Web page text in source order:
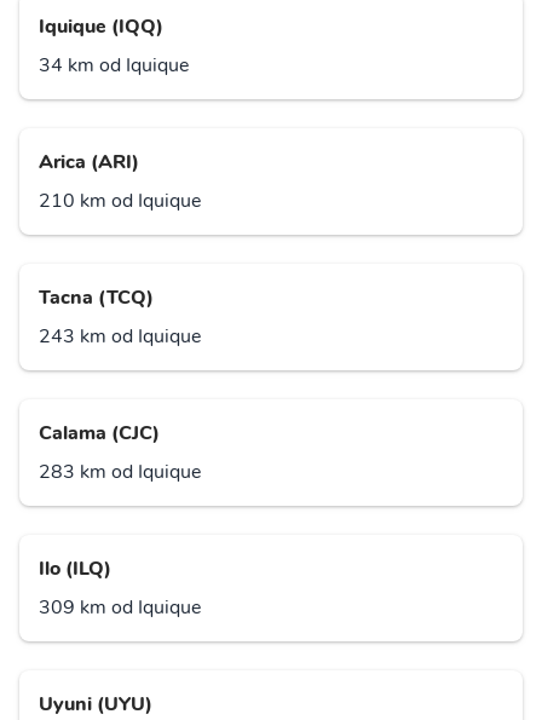
Iquique (IQQ)
34 km od Iquique
Arica (ARI)
210 km od Iquique
Tacna (TCQ)
243 km od Iquique
Calama (CJC)
283 km od Iquique
Ilo (ILQ)
309 km od Iquique
Uyuni (UYU)